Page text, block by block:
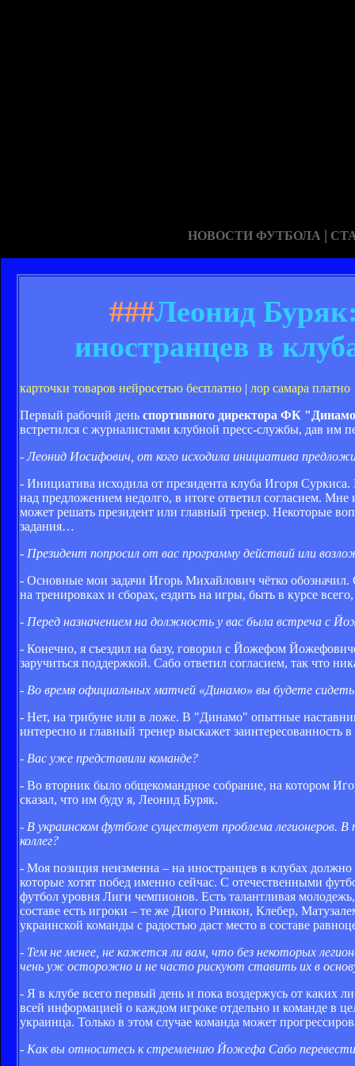
НОВОСТИ ФУТБОЛА |
###Леонид
иностранцев в
карточки товаров нейросетью бесплатно | лор самара платно
Первый рабочий день спортивного директора ФК
встретился с журналистами клубной пресс-службы, дав им
- Леонид Иосифович, от кого исходила инициатива
- Инициатива исходила от президента клуба Игоря
над предложением недолго, в итоге ответил согласием.
может решать президент или главный тренер. Некоторые
задания…
- Президент попросил от вас программу действий или
- Основные мои задачи Игорь Михайлович чётко обозначил.
на тренировках и сборах, ездить на игры, быть в курсе
- Перед назначением на должность у вас была встреча с
- Конечно, я съездил на базу, говорил с Йожефом
заручиться поддержкой. Сабо ответил согласием, так что
- Во время официальных матчей «Динамо» вы будете
- Нет, на трибуне или в ложе. В "Динамо" опытные
интересно и главный тренер выскажет
- Вас уже представили команде?
- Во вторник было общекомандное собрание, на котором
сказал, что им буду я, Леонид Буряк.
- В украинском футболе существует проблема легионеров.
коллег?
- Моя позиция неизменна – на иностранцев в клубах
которые хотят побед именно сейчас. С отечественными
футбол уровня Лиги чемпионов. Есть талантливая
составе есть игроки – те же Диого Ринкон, Клебер,
украинской команды с радостью даст место в составе
- Тем не менее, не кажется ли вам, что без некоторых
чень уж осторожно и не часто рискуют ставить их в
- Я в клубе всего первый день и пока воздержусь от каких
всей информацией о каждом игроке отдельно и команде в
украинца. Только в этом случае команда может
- Как вы относитесь к стремлению Йожефа Сабо перевести